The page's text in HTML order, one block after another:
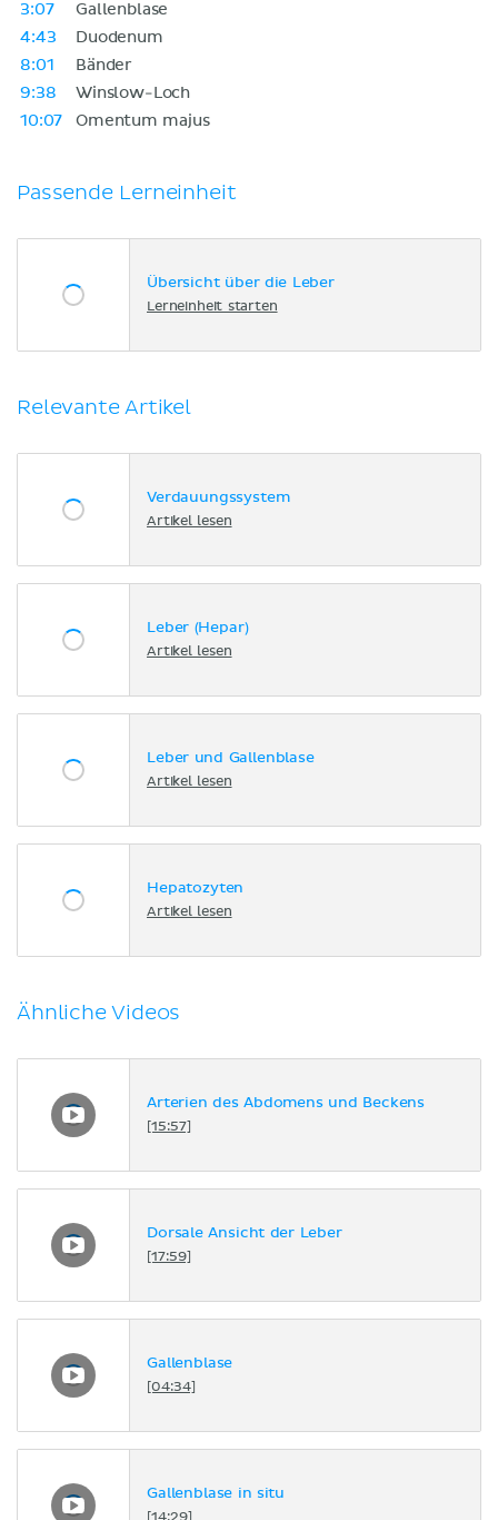
3:07
Gallenblase
4:43
Duodenum
8:01
Bänder
9:38
Winslow-Loch
10:07
Omentum majus
Passende Lerneinheit
Übersicht über die Leber
Lerneinheit starten
Relevante Artikel
Verdauungssystem
Artikel lesen
Leber (Hepar)
Artikel lesen
Leber und Gallenblase
Artikel lesen
Hepatozyten
Artikel lesen
Ähnliche Videos
Arterien des Abdomens und Beckens
[15:57]
Dorsale Ansicht der Leber
[17:59]
Gallenblase
[04:34]
Gallenblase in situ